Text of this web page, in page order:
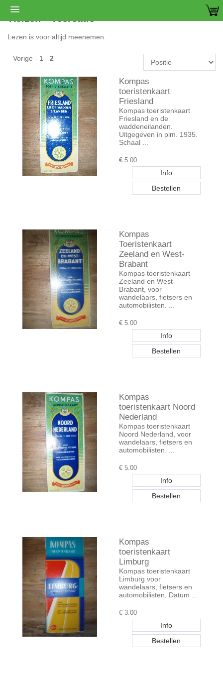
Reizen + recreatie
Lezen is voor altijd meenemen.
Vorige - 1 - 2
Kompas
toeristenkaart
Friesland
Kompas toeristenkaart
Friesland en de
waddeneilanden.
Uitgegeven in plm. 1935.
Schaal ...
€ 5.00
Kompas
Toeristenkaart
Zeeland en West-
Brabant
Kompas toeristenkaart
Zeeland en West-
Brabant, voor
wandelaars, fietsers en
automobilisten. ...
€ 5.00
Kompas
toeristenkaart Noord
Nederland
Kompas toeristenkaart
Noord Nederland, voor
wandelaars, fietsers en
automobilisten. ...
€ 5.00
Kompas
toeristenkaart
Limburg
Kompas toeristenkaart
Limburg voor
wandelaars, fietsers en
automobilisten. Datum ...
€ 3.00